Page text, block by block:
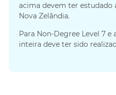
acima devem ter estudado
Nova Zelândia.
Para Non-Degree Level 7 e
inteira deve ter sido